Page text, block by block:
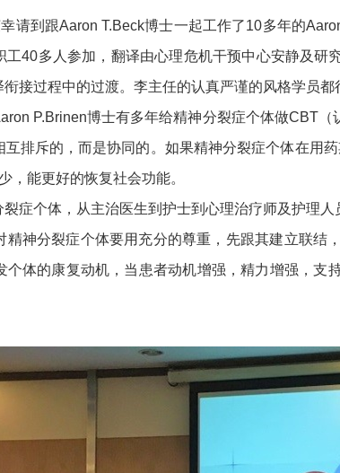
到跟Aaron T.Beck博士一起工作了10多年的
40多人参加，翻译由心理危机干预中心安静及
接过程中的过渡。李主任的认真严谨的风格学员都
P.Brinen博士有多年给精神分裂症个体做CBT（
排斥的，而是协同的。如果精神分裂症个体在用
，能更好的恢复社会功能。
个体，从主治医生到护士到心理治疗师及护理人
精神分裂症个体要用充分的尊重，先跟其建立联
体的康复动机，当患者动机增强，精力增强，